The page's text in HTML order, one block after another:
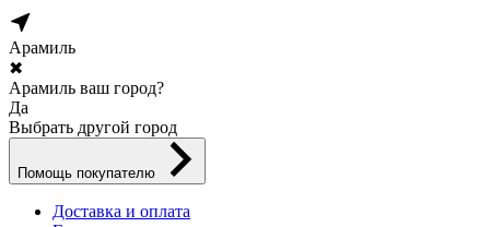
Арамиль
✖
Арамиль ваш город?
Да
Выбрать другой город
Помощь покупателю
Доставка и оплата